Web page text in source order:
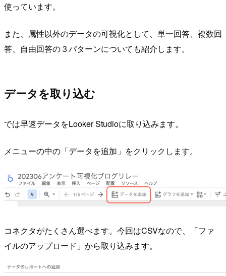
使っています。
また、属性以外のデータの可視化として、単一回答、複数回
答、自由回答の３パターンについても紹介します。
データを取り込む
では早速データをLooker Studioに取り込みます。
メニューの中の「データを追加」をクリックします。
コネクタがたくさん選べます。今回はCSVなので、「ファ
イルのアップロード」から取り込みます。